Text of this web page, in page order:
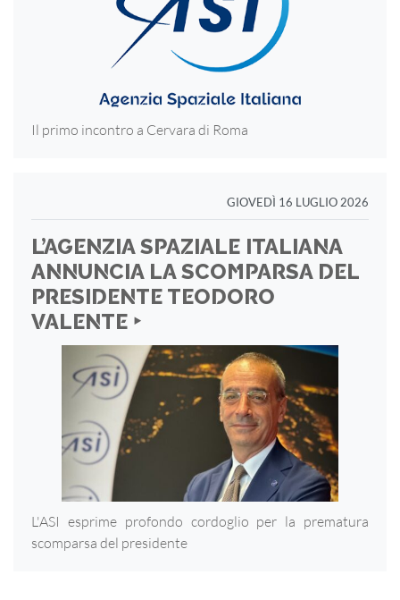
Il primo incontro a Cervara di Roma
GIOVEDÌ 16 LUGLIO 2026
L’AGENZIA SPAZIALE ITALIANA
ANNUNCIA LA SCOMPARSA DEL
PRESIDENTE TEODORO
VALENTE ‣
L'ASI esprime profondo cordoglio per la prematura
scomparsa del presidente